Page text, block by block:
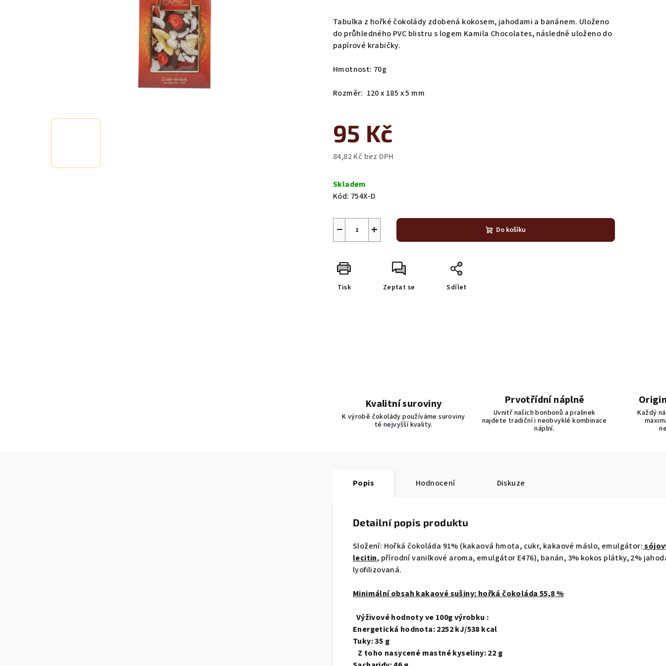
produktu
je
z
5
Tabulka z hořké čokolády zdobená kokosem, jahodami a banánem. Uloženo
do průhledného PVC blistru s logem Kamila Chocolates, následně uloženo do
papírové krabičky.
Hmotnost: 70g
Rozměr: 120 x 185 x 5 mm
95 Kč
84,82 Kč bez DPH
cena:
Skladem
Kód: 754X-D
+
− Do košíku
Tisk Zeptat se Sdílet
Kvalitní suroviny
K výrobě čokolády používáme suroviny
té nejvyšší kvality.
Prvotřídní náplně
Uvnitř našich bonbonů a pralinek
najdete tradiční i neobvyklé kombinace
náplní.
Každý
Popis Hodnocení Diskuze
Detailní popis produktu
Složení: Hořká čokoláda 91% (kakaová hmota, cukr, kakaové máslo, emulgátor:
lecitin, přírodní vanilkové aroma, emulgátor E476), banán, 3% kokos plátky, 2%
lyofilizovaná.
Minimální obsah kakaové sušiny: hořká čokoláda 55,8 %
Výživové hodnoty ve 100g výrobku :
Energetická hodnota: 2252 kJ/538 kcal
Tuky: 35 g
Z toho nasycené mastné kyseliny: 22 g